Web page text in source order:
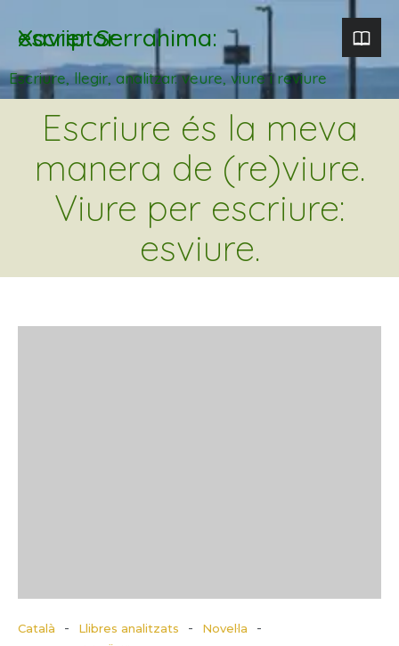
Xavier Serrahima: escriptor
Escriure, llegir, analitzar. veure, viure i reviure
Escriure és la meva
manera de (re)viure.
Viure per escriure:
esviure.
Català - Llibres analitzats - Novel·la -